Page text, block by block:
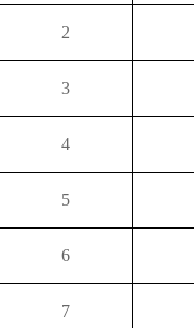
2
3
4
5
6
7